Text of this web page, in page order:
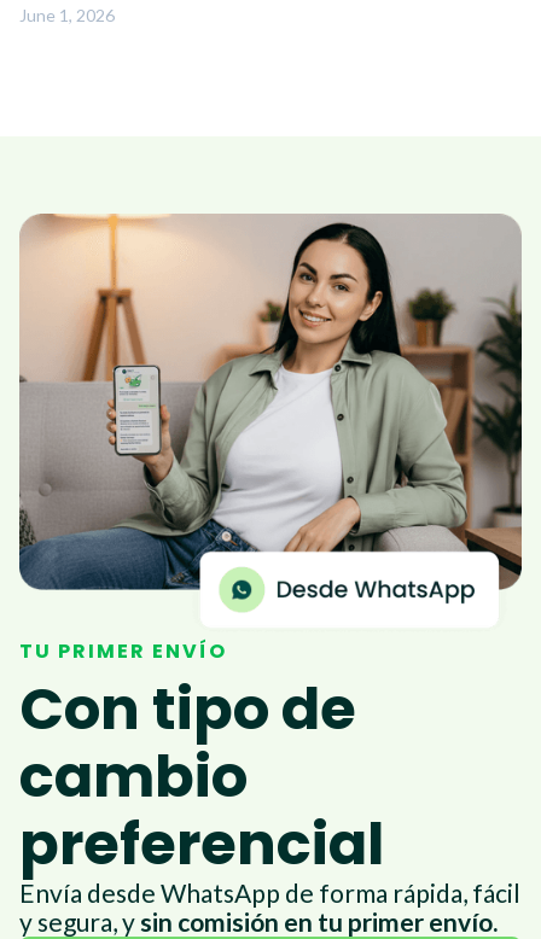
June 1, 2026
TU PRIMER ENVÍO
Con tipo de
cambio
preferencial
Envía desde WhatsApp de forma rápida, fácil
y segura, ysin comisión en tu primer envío.